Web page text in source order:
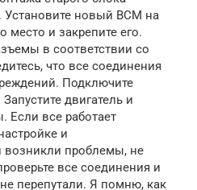
Установите новый BCM на
место и закрепите его.
в соответствии со
что все соединения
Подключите
двигатель и
Если все работает
и
проблемы, не
все соединения и
перепутали. Я помню, как